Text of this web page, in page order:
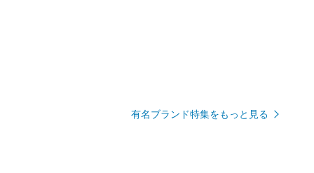
有名ブランド特集をもっと見る